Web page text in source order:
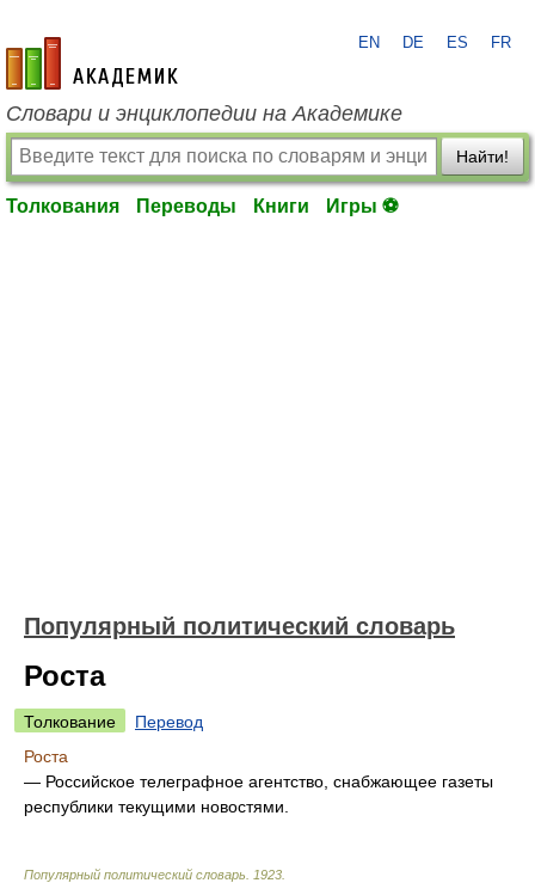
academic.ru
EN DE ES FR
Словари и энциклопедии на Академике
Найти!
Толкования Переводы Книги Игры ⚽
Популярный политический словарь
Роста
Толкование
Перевод
Роста
— Российское телеграфное агентство, снабжающее газеты
республики текущими новостями.
Популярный политический словарь 1923